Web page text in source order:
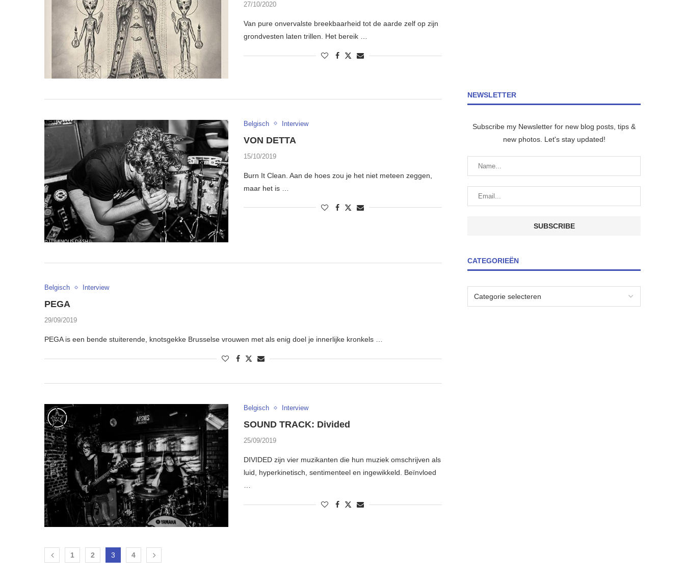
27/10/2020
Van pure onvervalste breekbaarheid tot de aarde zelf op zijn
grondvesten laten trillen. Het bereik …
Belgisch Interview
VON DETTA
15/10/2019
Burn It Clean. Aan de hoes zou je het niet meteen zeggen,
maar het is …
Belgisch Interview
PEGA
29/09/2019
PEGA is een bende stuiterende, knotsgekke Brusselse vrouwen met als enig doel je innerlijke kronkels …
Belgisch Interview
SOUND TRACK: Divided
25/09/2019
DIVIDED zijn vier muzikanten die hun muziek omschrijven als
luid, hyperkinetisch, sentimenteel en ingewikkeld. Beïnvloed
…
1 2 3 4
NEWSLETTER
Subscribe my Newsletter for new blog posts, tips &
new photos. Let's stay updated!
CATEGORIEËN